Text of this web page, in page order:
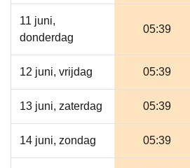
11 juni,
donderdag
05:39
12 juni, vrijdag 05:39
13 juni, zaterdag 05:39
14 juni, zondag 05:39